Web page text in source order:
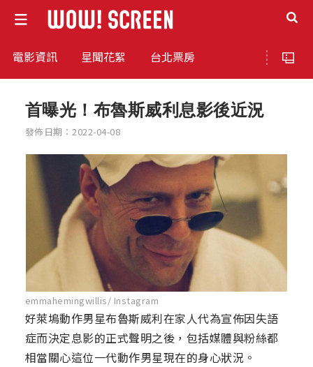
電影資訊 星聞花絮 台北票房
首曝光！布魯斯威利息影後近況
發佈日期：2022-04-08
emmahemingwillis/ Instagram
好萊塢動作男星布魯斯威利在家人代為宣佈因失語
症而決定息影的正式聲明之後，包括媒體與粉絲都
相當關心這位一代動作男星現在的身心狀況。